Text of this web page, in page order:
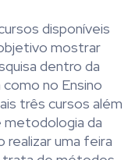
disponíveis
mostrar
dentro da
no Ensino
três cursos além
metodologia da
realizar uma feira